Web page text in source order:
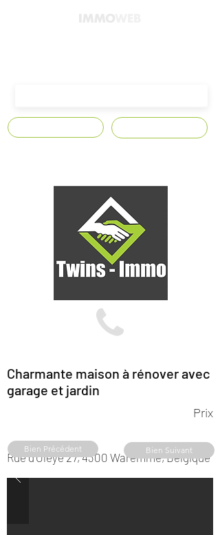
Charmante maison à rénover avec
garage et jardin
Prix
Rue d'Oleye 27, 4300 Waremme, Belgique
Bien Suivant
Bien Précédent